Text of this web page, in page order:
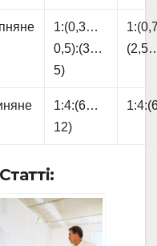
1:(0,3…
0,5):(3…
5)
1:4:(6…
12)